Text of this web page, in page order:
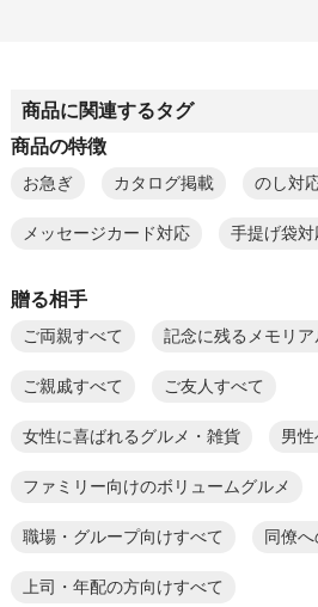
商品に関連するタグ
商品の特徴
お急ぎ カタログ掲載 のし対
メッセージカード対応 手提げ袋対
贈る相手
ご両親すべて 記念に残るメモリア
ご親戚すべて ご友人すべて
女性に喜ばれるグルメ・雑貨 男性
ファミリー向けのボリュームグルメ
職場・グループ向けすべて 同僚
上司・年配の方向けすべて